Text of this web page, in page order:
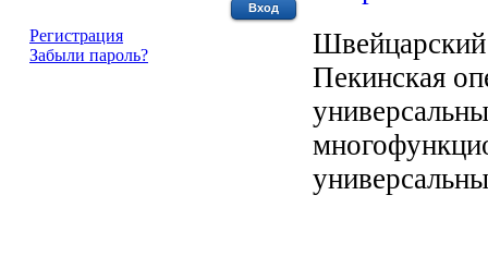
Регистрация
Забыли пароль?
Пекинская